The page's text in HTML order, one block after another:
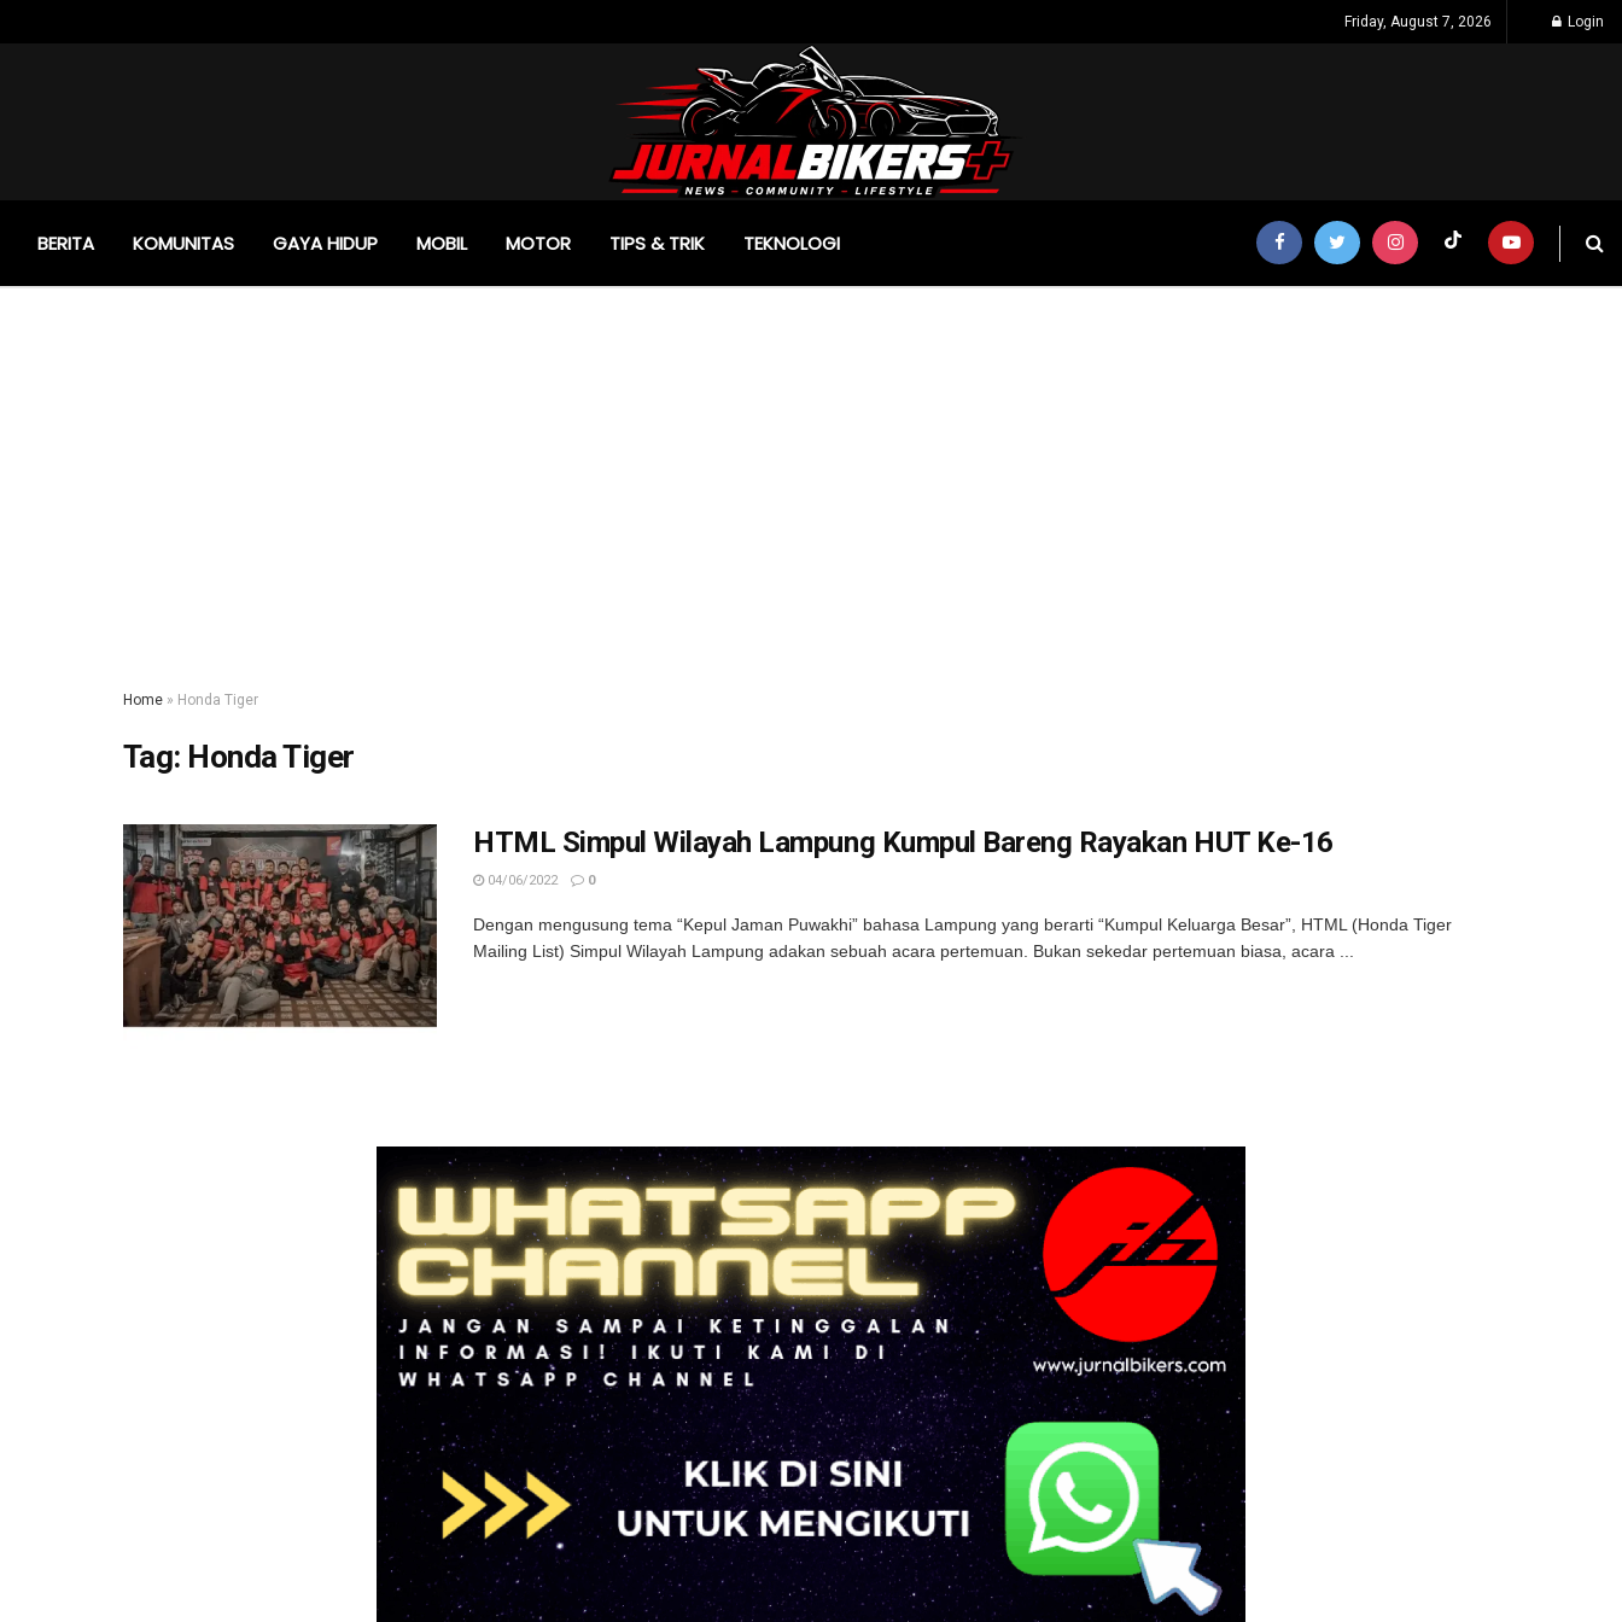
Friday, August 7, 2026 Login
BERITA KOMUNITAS GAYA HIDUP MOBIL MOTOR TIPS & TRIK TEKNOLOGI
Home » Honda Tiger
Tag: Honda Tiger
HTML Simpul Wilayah Lampung Kumpul Bareng Rayakan HUT Ke-16
04/06/2022 0
Dengan mengusung tema “Kepul Jaman Puwakhi” bahasa Lampung yang berarti “Kumpul Keluarga Besar”, HTML (Honda Tiger
Mailing List) Simpul Wilayah Lampung adakan sebuah acara pertemuan. Bukan sekedar pertemuan biasa, acara ...